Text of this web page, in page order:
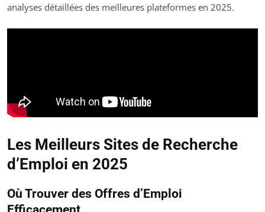
analyses détaillées des meilleures plateformes en 2025.
Les Meilleurs Sites de Recherche
d’Emploi en 2025
Où Trouver des Offres d’Emploi